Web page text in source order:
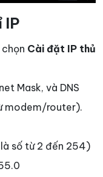
IP
Cài đặt IP thủ
Mask, và DNS
modem/router).
là số từ 2 đến 254)